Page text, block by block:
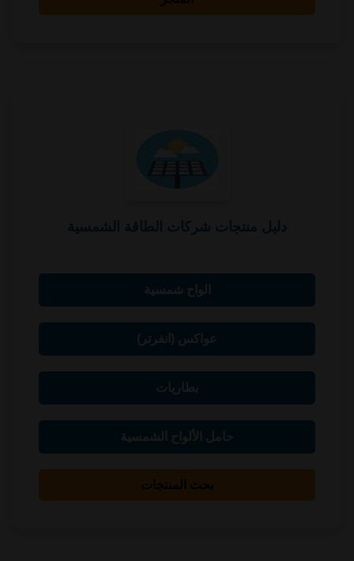
دليل منتجات شركات الطاقة الشمسية
الواح شمسية
عواكس (انفرتر)
بطاريات
حامل الألواح الشمسية